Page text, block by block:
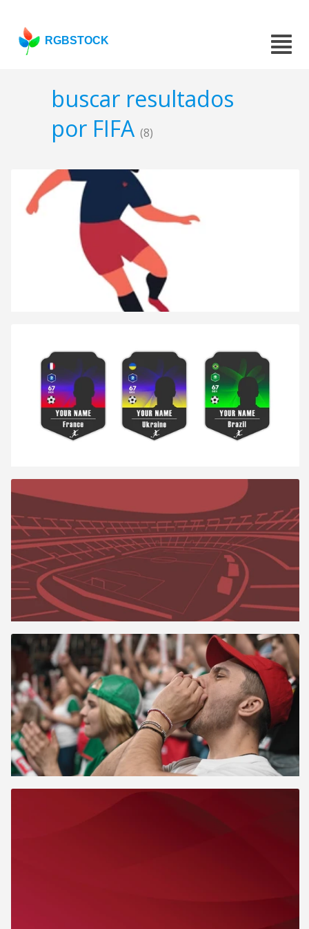
RGBSTOCK
buscar resultados
por FIFA (8)